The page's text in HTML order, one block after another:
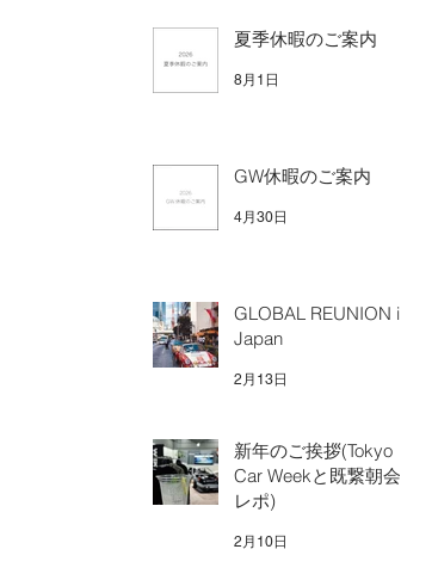
夏季休暇のご案内
8月1日
GW休暇のご案内
4月30日
GLOBAL REUNION in
Japan
2月13日
新年のご挨拶(Tokyo
Car Weekと既繋朝会
レポ)
2月10日